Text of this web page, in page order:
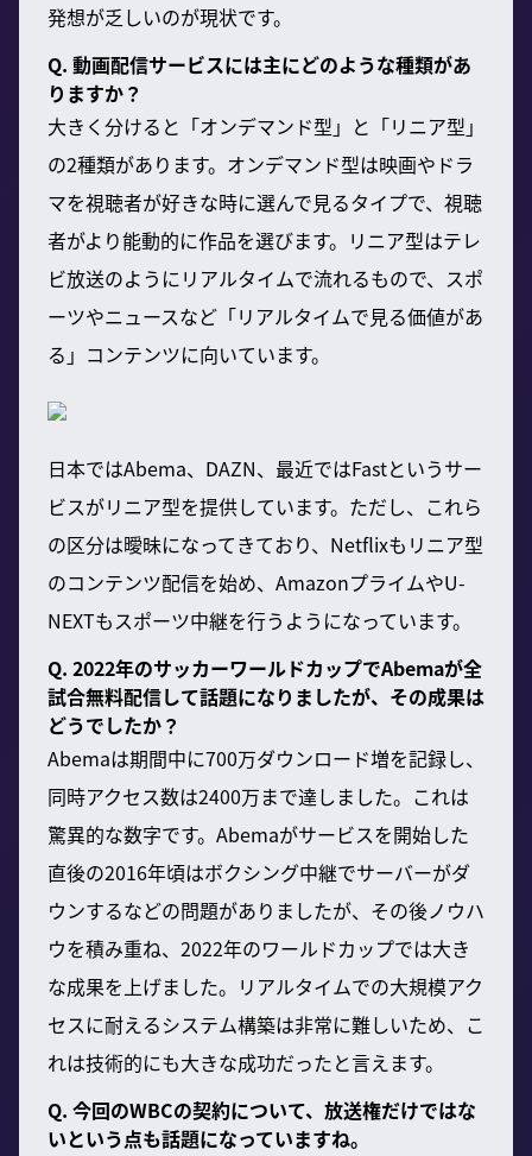
発想が乏しいのが現状です。
Q. 動画配信サービスには主にどのような種類があ
りますか？
大きく分けると「オンデマンド型」と「リニア型」
の2種類があります。オンデマンド型は映画やドラ
マを視聴者が好きな時に選んで見るタイプで、視聴
者がより能動的に作品を選びます。リニア型はテレ
ビ放送のようにリアルタイムで流れるもので、スポ
ーツやニュースなど「リアルタイムで見る価値があ
る」コンテンツに向いています。
日本ではAbema、DAZN、最近ではFastというサー
ビスがリニア型を提供しています。ただし、これら
の区分は曖昧になってきており、Netflixもリニア型
のコンテンツ配信を始め、AmazonプライムやU-
NEXTもスポーツ中継を行うようになっています。
Q. 2022年のサッカーワールドカップでAbemaが全
試合無料配信して話題になりましたが、その成果は
どうでしたか？
Abemaは期間中に700万ダウンロード増を記録し、
同時アクセス数は2400万まで達しました。これは
驚異的な数字です。Abemaがサービスを開始した
直後の2016年頃はボクシング中継でサーバーがダ
ウンするなどの問題がありましたが、その後ノウハ
ウを積み重ね、2022年のワールドカップでは大き
な成果を上げました。リアルタイムでの大規模アク
セスに耐えるシステム構築は非常に難しいため、こ
れは技術的にも大きな成功だったと言えます。
Q. 今回のWBCの契約について、放送権だけではな
いという点も話題になっていますね。